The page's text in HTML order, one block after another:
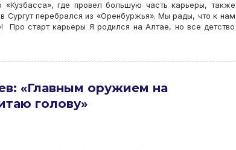
«Кузбасса», где провел большую часть карьеры, также
Сургут перебрался из «Оренбуржья». Мы рады, что к нам
Про старт карьеры Я родился на Алтае, но все детство
«Главным оружием на
голову»